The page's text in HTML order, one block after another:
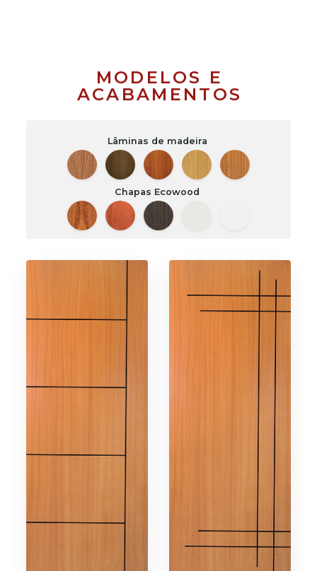
MODELOS E
ACABAMENTOS
Lâminas de madeira
Chapas Ecowood